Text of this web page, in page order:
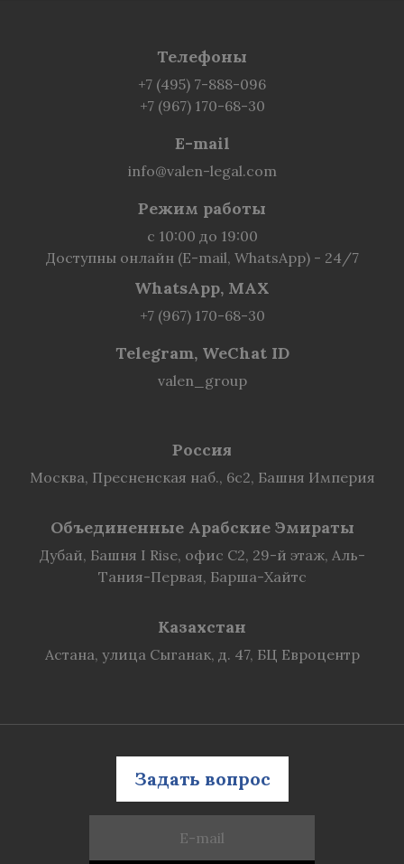
Телефоны
+7 (495) 7-888-096
+7 (967) 170-68-30
E-mail
info@valen-legal.com
Режим работы
с 10:00 до 19:00
Доступны онлайн (E-mail, WhatsApp) - 24/7
WhatsApp, MAX
+7 (967) 170-68-30
Telegram, WeChat ID
valen_group
Россия
Москва, Пресненская наб., 6с2, Башня Империя
Объединенные Арабские Эмираты
Дубай, Башня I Rise, офис C2, 29-й этаж, Аль-
Тания-Первая, Барша-Хайтс
Казахстан
Астана, улица Сыганак, д. 47, БЦ Евроцентр
Задать вопрос